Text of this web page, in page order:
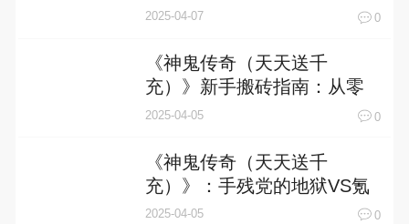
职业深度解析与零氪起号攻
2025-04-07 0
《神鬼传奇（天天送千
充）》新手搬砖指南：从零
开始日赚万元宝的终极攻略
2025-04-05 0
《神鬼传奇（天天送千
充）》：手残党的地狱VS氪
金大佬的天堂？两极分化体
2025-04-05 0